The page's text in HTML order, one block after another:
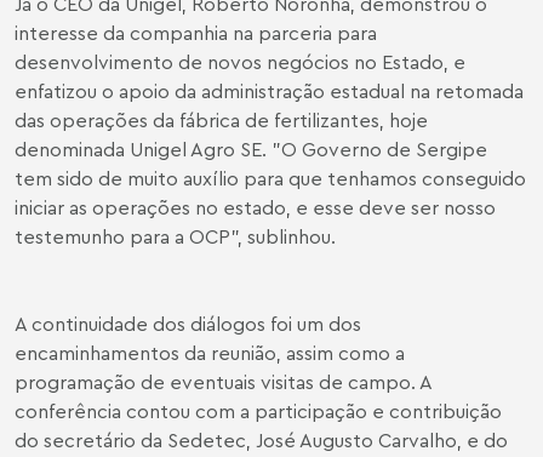
interesse da companhia na parceria para
desenvolvimento de novos negócios no Estado, e
enfatizou o apoio da administração estadual na retomada
das operações da fábrica de fertilizantes, hoje
denominada Unigel Agro SE. "O Governo de Sergipe
tem sido de muito auxílio para que tenhamos conseguido
iniciar as operações no estado, e esse deve ser nosso
testemunho para a OCP", sublinhou.
A continuidade dos diálogos foi um dos
encaminhamentos da reunião, assim como a
programação de eventuais visitas de campo. A
conferência contou com a participação e contribuição
do secretário da Sedetec, José Augusto Carvalho, e do